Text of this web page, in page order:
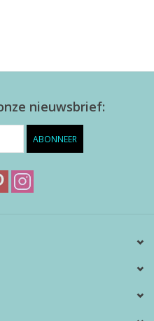
nieuwsbrief:
ABONNEER